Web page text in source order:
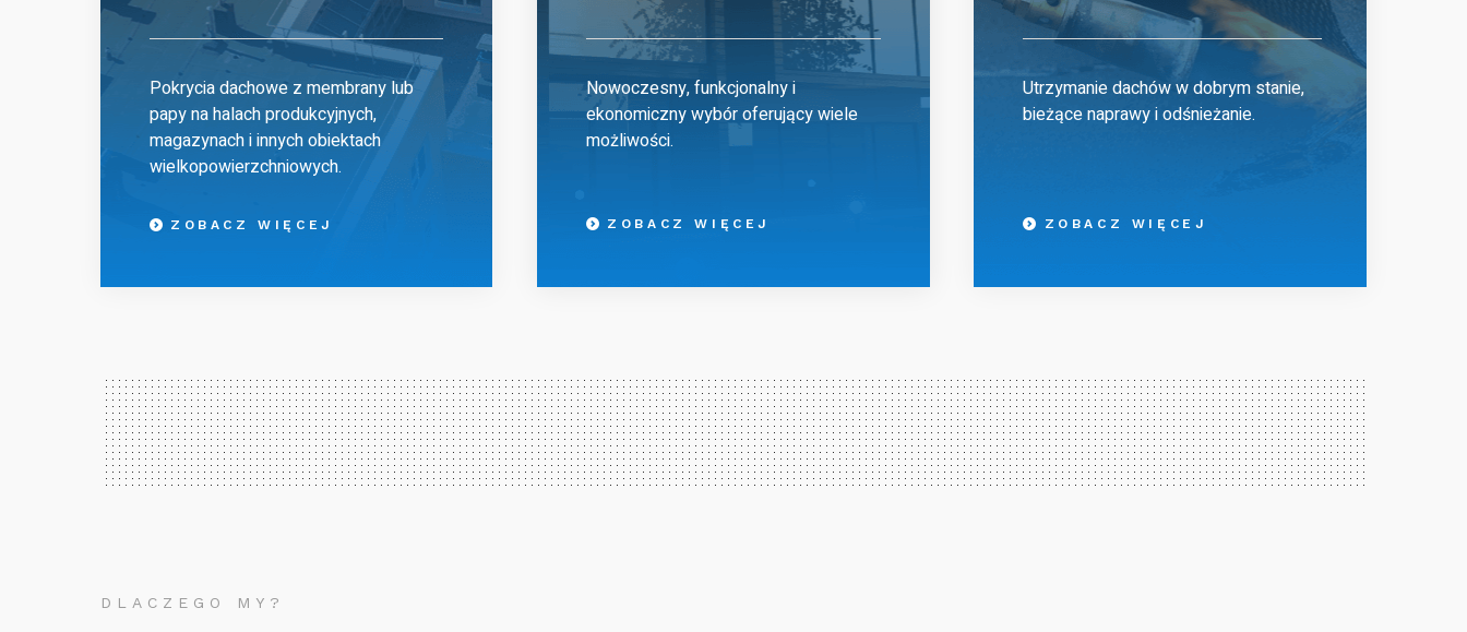
Pokrycia dachowe z membrany lub
papy na halach produkcyjnych,
magazynach i innych obiektach
wielkopowierzchniowych.
ZOBACZ WIĘCEJ
Nowoczesny, funkcjonalny i
ekonomiczny wybór oferujący wiele
możliwości.
ZOBACZ WIĘCEJ
Utrzymanie dachów w dobrym stanie,
bieżące naprawy i odśnieżanie.
ZOBACZ WIĘCEJ
DLACZEGO MY?